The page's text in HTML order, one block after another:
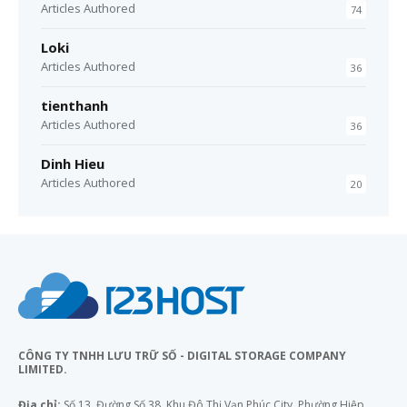
Articles Authored 74
Loki
Articles Authored 36
tienthanh
Articles Authored 36
Dinh Hieu
Articles Authored 20
CÔNG TY TNHH LƯU TRỮ SỐ - DIGITAL STORAGE COMPANY
LIMITED.